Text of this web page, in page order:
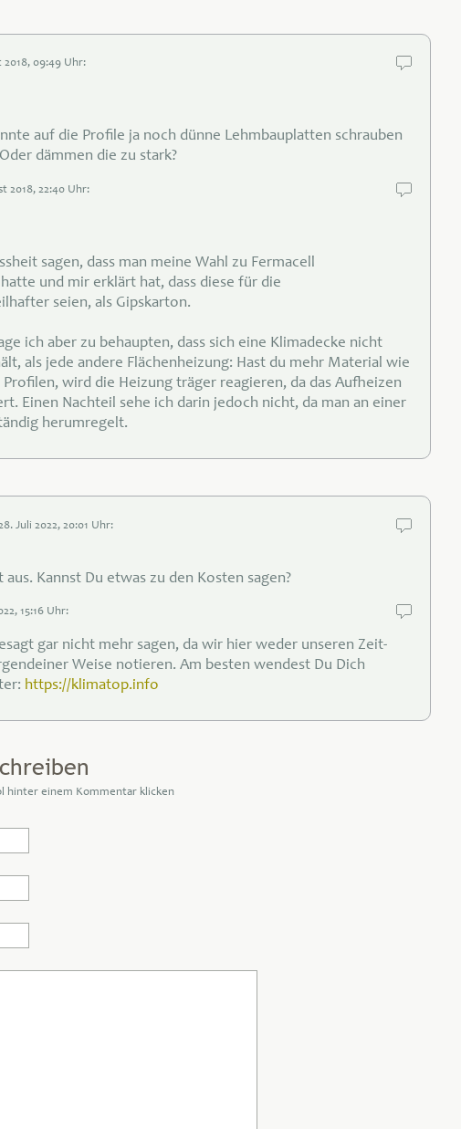
2018, 09:49 Uhr:
auf die Profile ja noch dünne Lehmbauplatten schrauben
dämmen die zu stark?
2018, 22:40 Uhr:
sagen, dass man meine Wahl zu Fermacell
und mir erklärt hat, dass diese für die
seien, als Gipskarton.
ich aber zu behaupten, dass sich eine Klimadecke nicht
als jede andere Flächenheizung: Hast du mehr Material wie
wird die Heizung träger reagieren, da das Aufheizen
Einen Nachteil sehe ich darin jedoch nicht, da man an einer
herumregelt.
. Juli 2022, 20:01 Uhr:
Kannst Du etwas zu den Kosten sagen?
15:16 Uhr:
gar nicht mehr sagen, da wir hier weder unseren Zeit-
Weise notieren. Am besten wendest Du Dich
https://klimatop.info
hinter einem Kommentar klicken